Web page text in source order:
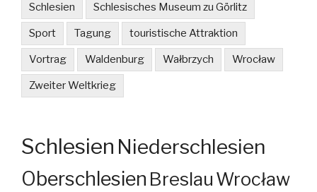
Schlesien Schlesisches Museum zu Görlitz
Sport Tagung touristische Attraktion
Vortrag Waldenburg Wałbrzych Wrocław
Zweiter Weltkrieg
Schlesien Niederschlesien
Oberschlesien Breslau Wrocław